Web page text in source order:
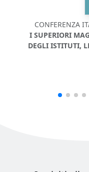
CONFERENZA
I SUPERIORI
DEGLI ISTITUTI,